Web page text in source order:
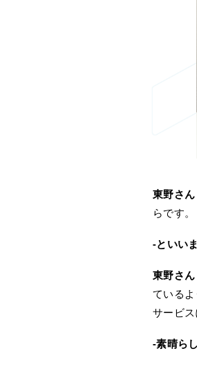
東野さん
らです。
-といい
東野さん
ている
サービ
-素晴ら